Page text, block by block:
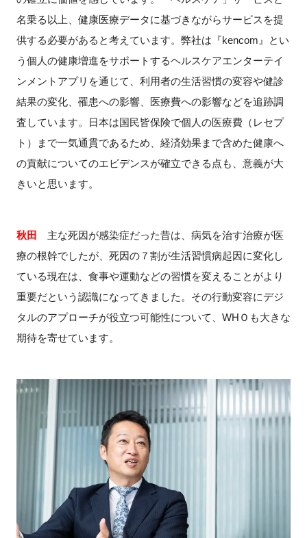
名乗る以上、健康医療データに基づきながらサービスを提
供する必要があると考えています。弊社は『kencom』とい
う個人の健康増進をサポートするヘルスケアエンターテイ
ンメントアプリを通じて、利用者の生活習慣の変容や健診
結果の変化、罹患への影響、医療費への影響などを追跡調
査しています。日本は国民皆保険で個人の医療費（レセプ
ト）まで一気通貫であるため、経済効果まで含めた健康へ
の貢献についてのエビデンスが確立できる点も、意義が大
きいと思います。
秋田
主な死因が感染症だった昔は、病気を治す治療が医
療の根幹でしたが、死因の７割が生活習慣病起因に変化し
ている現在は、食事や運動などの習慣を変えることがより
重要だという認識になってきました。その行動変容にデジ
タルのアプローチが役立つ可能性について、WHＯも大きな
期待を寄せています。